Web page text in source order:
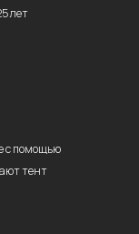
лет
с помощью
тент